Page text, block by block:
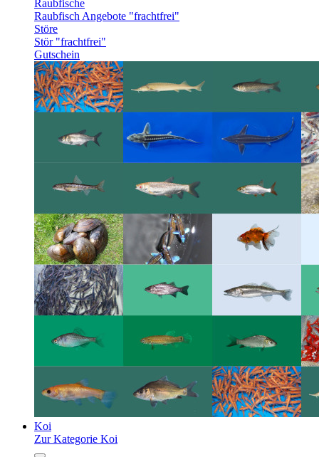
Raubfische
Raubfisch Angebote "frachtfrei"
Störe
Stör "frachtfrei"
Gutschein
Koi
Zur Kategorie Koi